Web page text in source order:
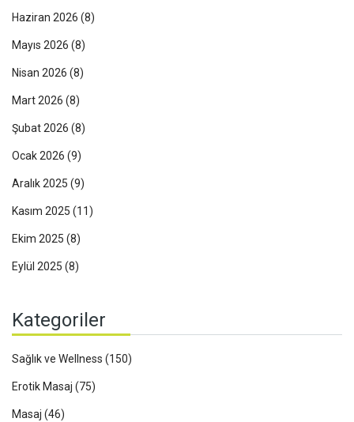
Haziran 2026 (8)
Mayıs 2026 (8)
Nisan 2026 (8)
Mart 2026 (8)
Şubat 2026 (8)
Ocak 2026 (9)
Aralık 2025 (9)
Kasım 2025 (11)
Ekim 2025 (8)
Eylül 2025 (8)
Kategoriler
Sağlık ve Wellness (150)
Erotik Masaj (75)
Masaj (46)